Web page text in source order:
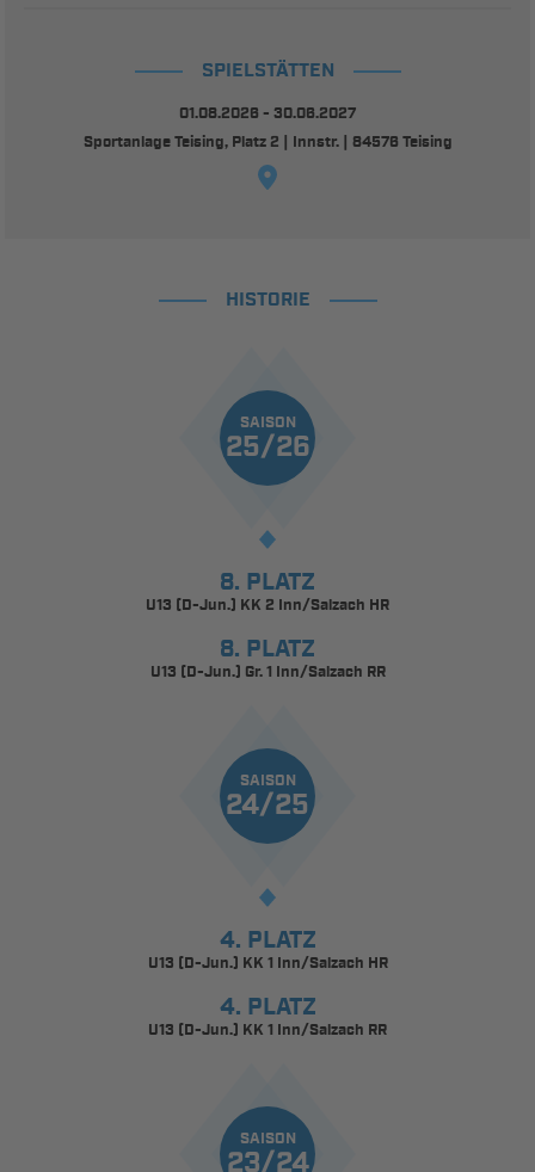
SPIELSTÄTTEN
01.08.2026 - 30.06.2027
Sportanlage Teising, Platz 2 | Innstr. | 84576 Teising
HISTORIE
SAISON
25/26
8. PLATZ
U13 (D-Jun.) KK 2 Inn/Salzach HR
8. PLATZ
U13 (D-Jun.) Gr. 1 Inn/Salzach RR
SAISON
24/25
4. PLATZ
U13 (D-Jun.) KK 1 Inn/Salzach HR
4. PLATZ
U13 (D-Jun.) KK 1 Inn/Salzach RR
SAISON
23/24